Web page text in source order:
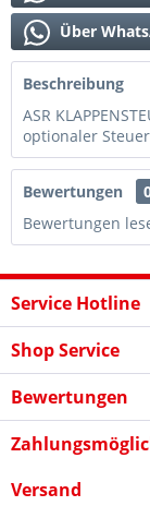
Über
Beschreibung
ASR
optionaler
Bewertungen
Bewertungen
Service Hotline
Shop Service
Bewertungen
Versand